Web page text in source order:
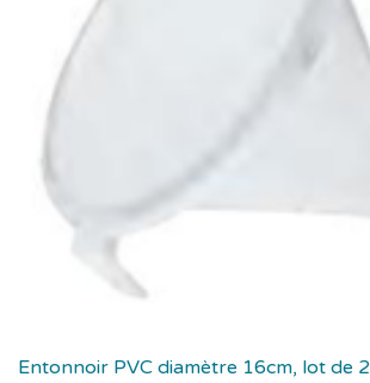
Entonnoir PVC diamètre 16cm, lot de 2